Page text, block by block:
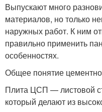
Выпускают много
материалов, но только
наружных работ. К ним
правильно применить
особенностях.
Общее понятие
Плита ЦСП — листовой
который делают из